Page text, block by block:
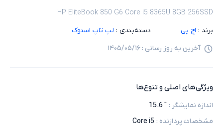
HP EliteBook 850 G6 Core i5 8365U 8GB 256SSD
برند : اچ پی دسته‌بندی : لپ تاپ استوک
آخرین به روز رسانی : ۱۴۰۵/۰۵/۱۶
ویژگی‌های اصلی و تنوع‌ها
اندازه نمایشگر :
" 15.6
مشخصات پردازنده :
Core i5